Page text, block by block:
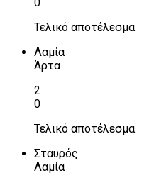
Τελικό αποτέλεσμα
Λαμία
Άρτα
2
0
Τελικό αποτέλεσμα
Σταυρός
Λαμία